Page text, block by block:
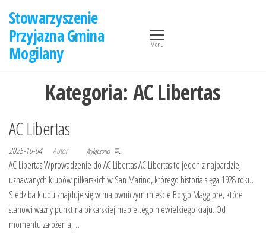
treści
Stowarzyszenie
Przyjazna Gmina
Mogilany
Menu
Kategoria: AC Libertas
AC Libertas
2025-10-04 Autor Wyłączono
AC Libertas Wprowadzenie do AC Libertas AC Libertas to jeden z najbardziej
uznawanych klubów piłkarskich w San Marino, którego historia sięga 1928 roku.
Siedziba klubu znajduje się w malowniczym mieście Borgo Maggiore, które
stanowi ważny punkt na piłkarskiej mapie tego niewielkiego kraju. Od
momentu założenia,…